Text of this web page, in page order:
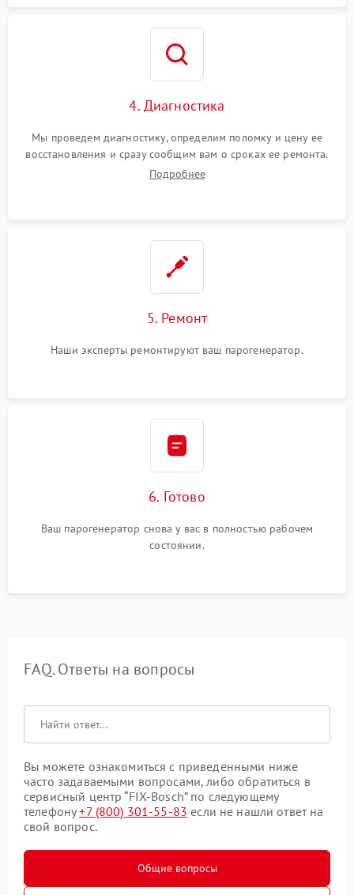
4. Диагностика
Мы проведем диагностику, определим поломку и цену ее
восстановления и сразу сообщим вам о сроках ее ремонта.
Подробнее
5. Ремонт
Наши эксперты ремонтируют ваш парогенератор.
6. Готово
Ваш парогенератор снова у вас в полностью рабочем
состоянии.
FAQ. Ответы на вопросы
Вы можете ознакомиться с приведенными ниже
часто задаваемыми вопросами, либо обратиться в
сервисный центр “FIX-Bosch” по следующему
телефону+7 (800) 301-55-83 если не нашли ответ на
свой вопрос.
Общие вопросы